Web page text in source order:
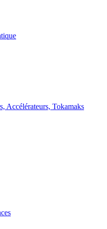
Accélérateurs, Tokamaks